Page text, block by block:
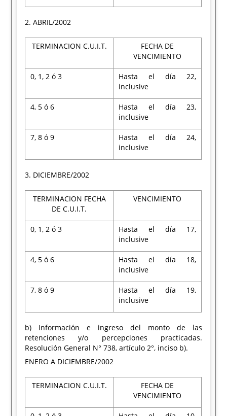
2. ABRIL/2002
TERMINACION C.U.I.T.
FECHA DE
VENCIMIENTO
0, 1, 2 ó 3
Hasta el día 22,
inclusive
4, 5 ó 6
Hasta el día 23,
inclusive
7, 8 ó 9
Hasta el día 24,
inclusive
3. DICIEMBRE/2002
TERMINACION FECHA
DE C.U.I.T.
VENCIMIENTO
0, 1, 2 ó 3
Hasta el día 17,
inclusive
4, 5 ó 6
Hasta el día 18,
inclusive
7, 8 ó 9
Hasta el día 19,
inclusive
b) Información e ingreso del monto de las
retenciones y/o percepciones practicadas.
Resolución General N° 738, artículo 2°, inciso b).
ENERO A DICIEMBRE/2002
TERMINACION C.U.I.T.
FECHA DE
VENCIMIENTO